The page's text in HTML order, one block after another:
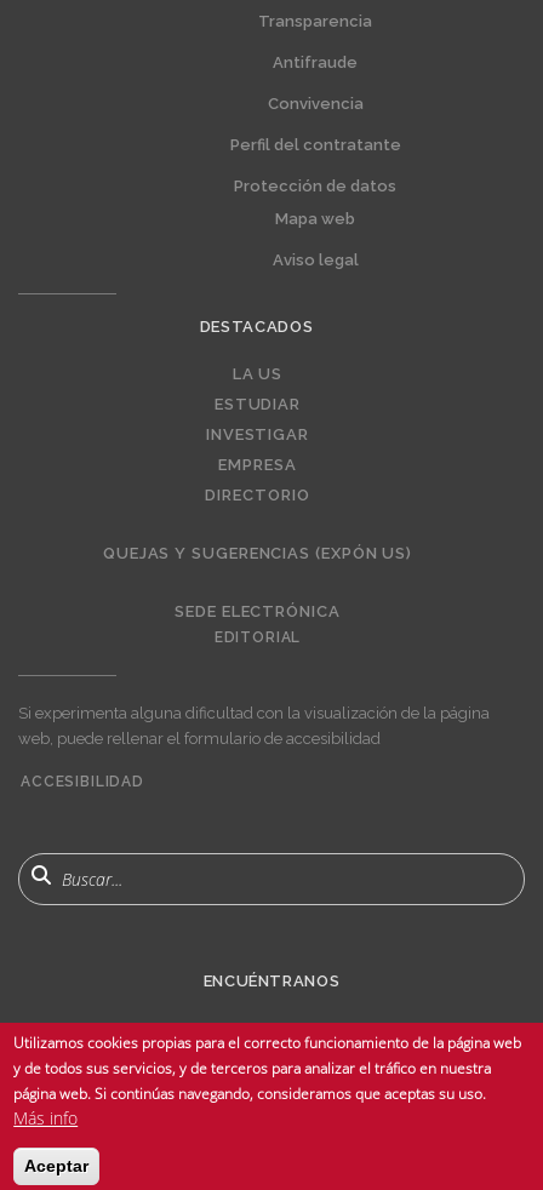
Transparencia
Antifraude
Convivencia
Perfil del contratante
Protección de datos
Mapa web
Aviso legal
DESTACADOS
LA US
ESTUDIAR
INVESTIGAR
EMPRESA
DIRECTORIO
QUEJAS Y SUGERENCIAS (EXPÓN US)
SEDE ELECTRÓNICA
EDITORIAL
Si experimenta alguna dificultad con la visualización de la página
web, puede rellenar el formulario de accesibilidad
menu
ACCESIBILIDAD
Buscar
ENCUÉNTRANOS
© Copyright 2025 Universidad de Sevilla - Todos los derechos reservados -
Utilizamos cookies propias para el correcto funcionamiento de la página web
y de todos sus servicios, y de terceros para analizar el tráfico en nuestra
página web. Si continúas navegando, consideramos que aceptas su uso.
Más info
Aceptar